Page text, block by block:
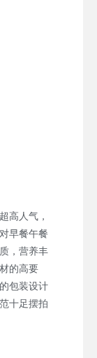
高人气，
早餐午餐
，营养丰
的高要
包装设计
十足摆拍